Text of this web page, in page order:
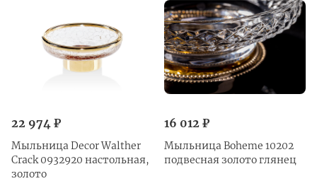
22 974 ₽
Мыльница Decor Walther
Crack 0932920 настольная,
золото
16 012 ₽
Мыльница Boheme 10202
подвесная золото глянец